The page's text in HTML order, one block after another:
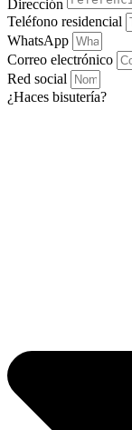
Dirección
Teléfono residencial
WhatsApp
Correo electrónico
Red social
¿Haces bisutería?